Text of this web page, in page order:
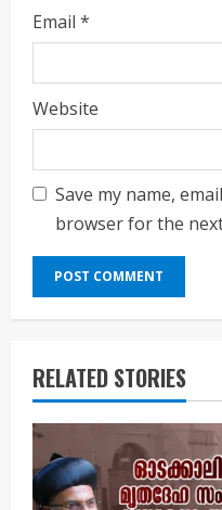
Email *
Website
Save my name,
browser for the
RELATED STORIES